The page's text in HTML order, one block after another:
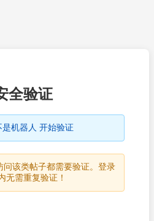
全验证
机器人 开始验证
问该类帖子都需要验证。登录
无需重复验证！